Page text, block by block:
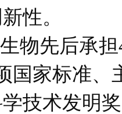
性。
先后承担4
国家标准、
技术发明